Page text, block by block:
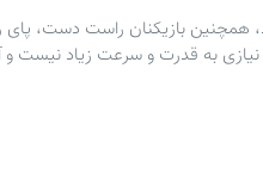
همچنین بازیکنان راست دست،
به قدرت و سرعت زیاد نیست